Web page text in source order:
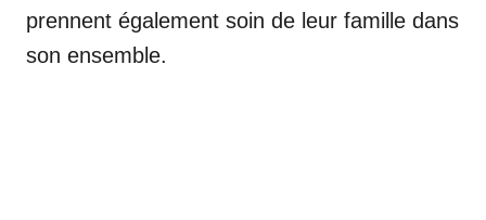
prennent également soin de leur famille dans
son ensemble.